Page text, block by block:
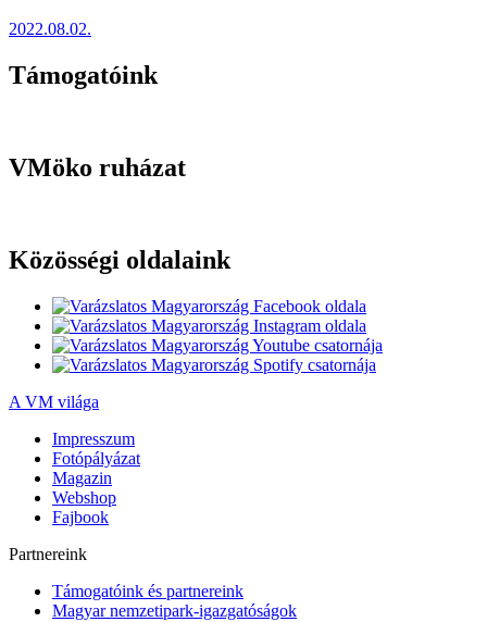
2022.08.02.
Támogatóink
VMöko ruházat
Közösségi oldalaink
A VM világa
Impresszum
Fotópályázat
Magazin
Webshop
Fajbook
Partnereink
Támogatóink és partnereink
Magyar nemzetipark-igazgatóságok